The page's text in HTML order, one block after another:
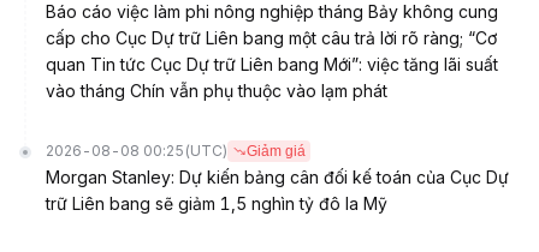
Báo cáo việc làm phi nông nghiệp tháng Bảy không cung
cấp cho Cục Dự trữ Liên bang một câu trả lời rõ ràng; “Cơ
quan Tin tức Cục Dự trữ Liên bang Mới”: việc tăng lãi suất
vào tháng Chín vẫn phụ thuộc vào lạm phát
2026-08-08 00:25 (UTC) Giảm giá
Morgan Stanley: Dự kiến bảng cân đối kế toán của Cục Dự
trữ Liên bang sẽ giảm 1,5 nghìn tỷ đô la Mỹ